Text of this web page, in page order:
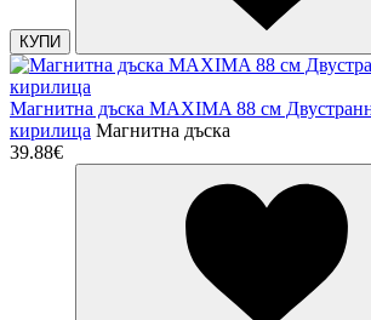
КУПИ
Магнитна дъска MAXIMA 88 см
кирилица Магнитна дъска
39.88€